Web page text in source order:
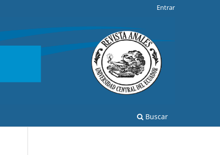
Buscar
Entrar